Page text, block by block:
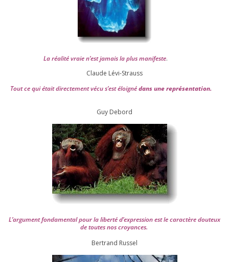
La réa­lité vraie n’est jamais la plus mani­feste.
Claude Lévi-Strauss
Tout ce qui était direc­te­ment vécu s’est éloi­gnédans une repré­sen­ta­tion.
Guy Debord
L’argument fon­da­men­tal pour la liber­té d’expression est le carac­tère dou­teux
de toutes nos croyances.
Ber­trand Russel